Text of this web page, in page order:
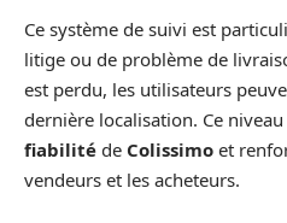
Ce système de suivi est
litige ou de problème de
est perdu, les utilisateurs
dernière localisation. Ce
fiabilité de Colissimo et
vendeurs et les acheteurs.